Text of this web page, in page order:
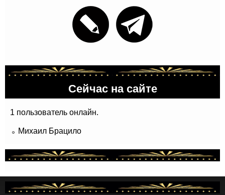
Сейчас на сайте
1 пользователь онлайн.
Михаил Брацило